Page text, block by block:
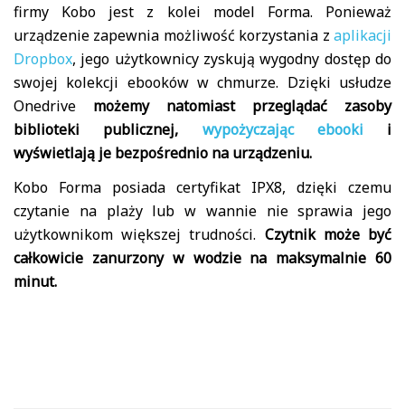
firmy Kobo jest z kolei model Forma. Ponieważ
urządzenie zapewnia możliwość korzystania z aplikacji
Dropbox, jego użytkownicy zyskują wygodny dostęp do
swojej kolekcji ebooków w chmurze. Dzięki usłudze
Onedrive możemy natomiast przeglądać zasoby
biblioteki publicznej, wypożyczając ebooki i
wyświetlają je bezpośrednio na urządzeniu.
Kobo Forma posiada certyfikat IPX8, dzięki czemu
czytanie na plaży lub w wannie nie sprawia jego
użytkownikom większej trudności. Czytnik może być
całkowicie zanurzony w wodzie na maksymalnie 60
minut.